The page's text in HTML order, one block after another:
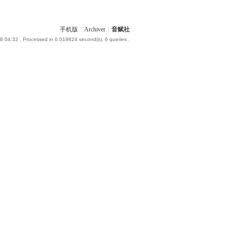
手机版 Archiver 音赋社
04:32 , Processed in 0.019824 second(s), 6 queries .